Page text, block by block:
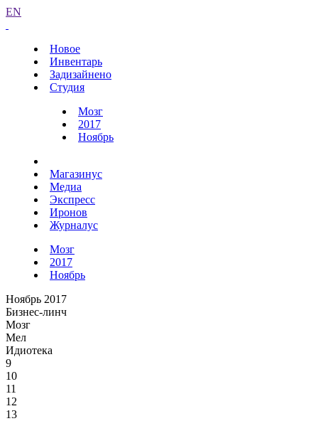
EN
Новое
Инвентарь
Задизайнено
Студия
Мозг
2017
Ноябрь
Магазинус
Медиа
Экспресс
Иронов
Журналус
Мозг
2017
Ноябрь
Ноябрь 2017
Бизнес-линч
Мозг
Мел
Идиотека
9
10
11
12
13